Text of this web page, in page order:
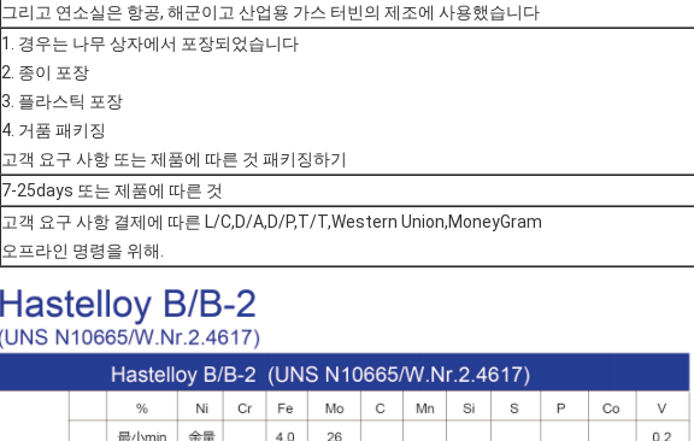
그리고 연소실은 항공, 해군이고 산업용 가스 터빈의 제조에 사용했습니다
1. 경우는 나무 상자에서 포장되었습니다
2. 종이 포장
3. 플라스틱 포장
4. 거품 패키징
고객 요구 사항 또는 제품에 따른 것 패키징하기
7-25days 또는 제품에 따른 것
고객 요구 사항 결제에 따른 L/C,D/A,D/P,T/T,Western Union,MoneyGram
오프라인 명령을 위해.